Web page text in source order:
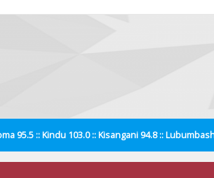
95.5 :: Kindu 103.0 :: Kisangani 94.8 ::